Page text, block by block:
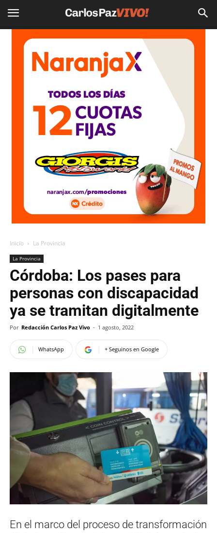
Inicio La Provincia
La Provincia
Córdoba: Los pases para
personas con discapacidad
ya se tramitan digitalmente
Por Redacción Carlos Paz Vivo - 1 agosto, 2022
WhatsApp + Seguinos en Google
En el marco del proceso de transformación